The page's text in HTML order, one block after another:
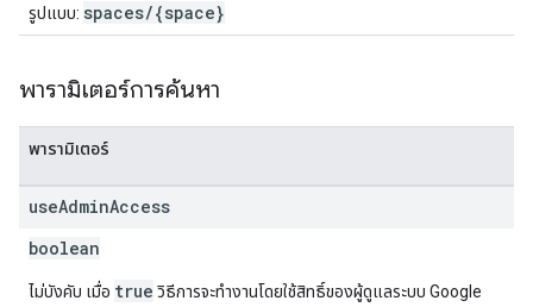
รูปแบบ: spaces/{space}
พารามิเตอร์การค้นหา
พารามิเตอร์
useAdminAccess
boolean
ไม่บังคับ เมื่อ true วิธีการจะทำงานโดยใช้สิทธิ์ของผู้ดูแลระบบ Google